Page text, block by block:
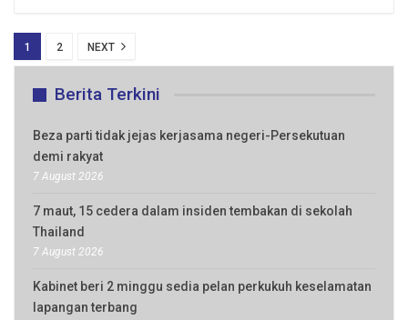
1 2 NEXT
Berita Terkini
Beza parti tidak jejas kerjasama negeri-Persekutuan
demi rakyat
7 August 2026
7 maut, 15 cedera dalam insiden tembakan di sekolah
Thailand
7 August 2026
Kabinet beri 2 minggu sedia pelan perkukuh keselamatan
lapangan terbang